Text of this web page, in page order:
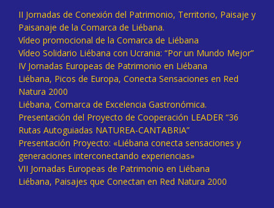
II Jornadas de Conexión del Patrimonio, Territorio, Paisaje y
Paisanaje de la Comarca de Liébana.
Vídeo promocional de la Comarca de Liébana
Vídeo Solidario Liébana con Ucrania: “Por un Mundo Mejor”
IV Jornadas Europeas de Patrimonio en Liébana
Liébana, Picos de Europa, Conecta Sensaciones en Red
Natura 2000
Liébana, Comarca de Excelencia Gastronómica.
Presentación del Proyecto de Cooperación LEADER “36
Rutas Autoguiadas NATUREA-CANTABRIA”
Presentación Proyecto: «Liébana conecta sensaciones y
generaciones interconectando experiencias»
VII Jornadas Europeas de Patrimonio en Liébana
Liébana, Paisajes que Conectan en Red Natura 2000